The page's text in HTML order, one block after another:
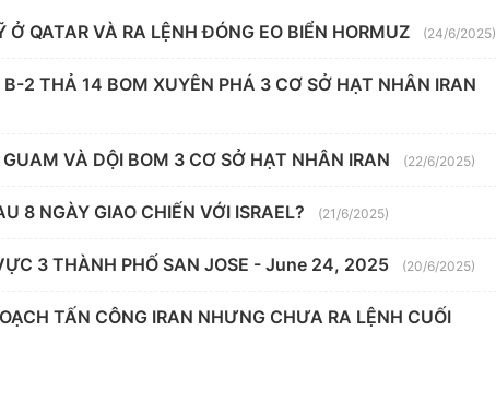
QATAR VÀ RA LỆNH ĐÓNG EO BIỂN HORMUZ (24/6/2025)
2 THẢ 14 BOM XUYÊN PHÁ 3 CƠ SỞ HẠT NHÂN IRAN
VÀ DỘI BOM 3 CƠ SỞ HẠT NHÂN IRAN (22/6/2025)
8 NGÀY GIAO CHIẾN VỚI ISRAEL? (21/6/2025)
3 THÀNH PHỐ SAN JOSE - June 24, 2025 (20/6/2025)
TẤN CÔNG IRAN NHƯNG CHƯA RA LỆNH CUỐI